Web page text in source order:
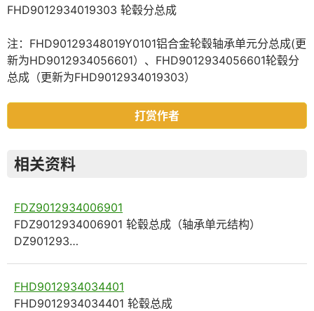
FHD9012934019303 轮毂分总成
注：FHD90129348019Y0101铝合金轮毂轴承单元分总成(更
新为HD9012934056601）、FHD9012934056601轮毂分
总成（更新为FHD9012934019303）
打赏作者
相关资料
FDZ9012934006901
FDZ9012934006901 轮毂总成（轴承单元结构）
DZ901293…
FHD9012934034401
FHD9012934034401 轮毂总成